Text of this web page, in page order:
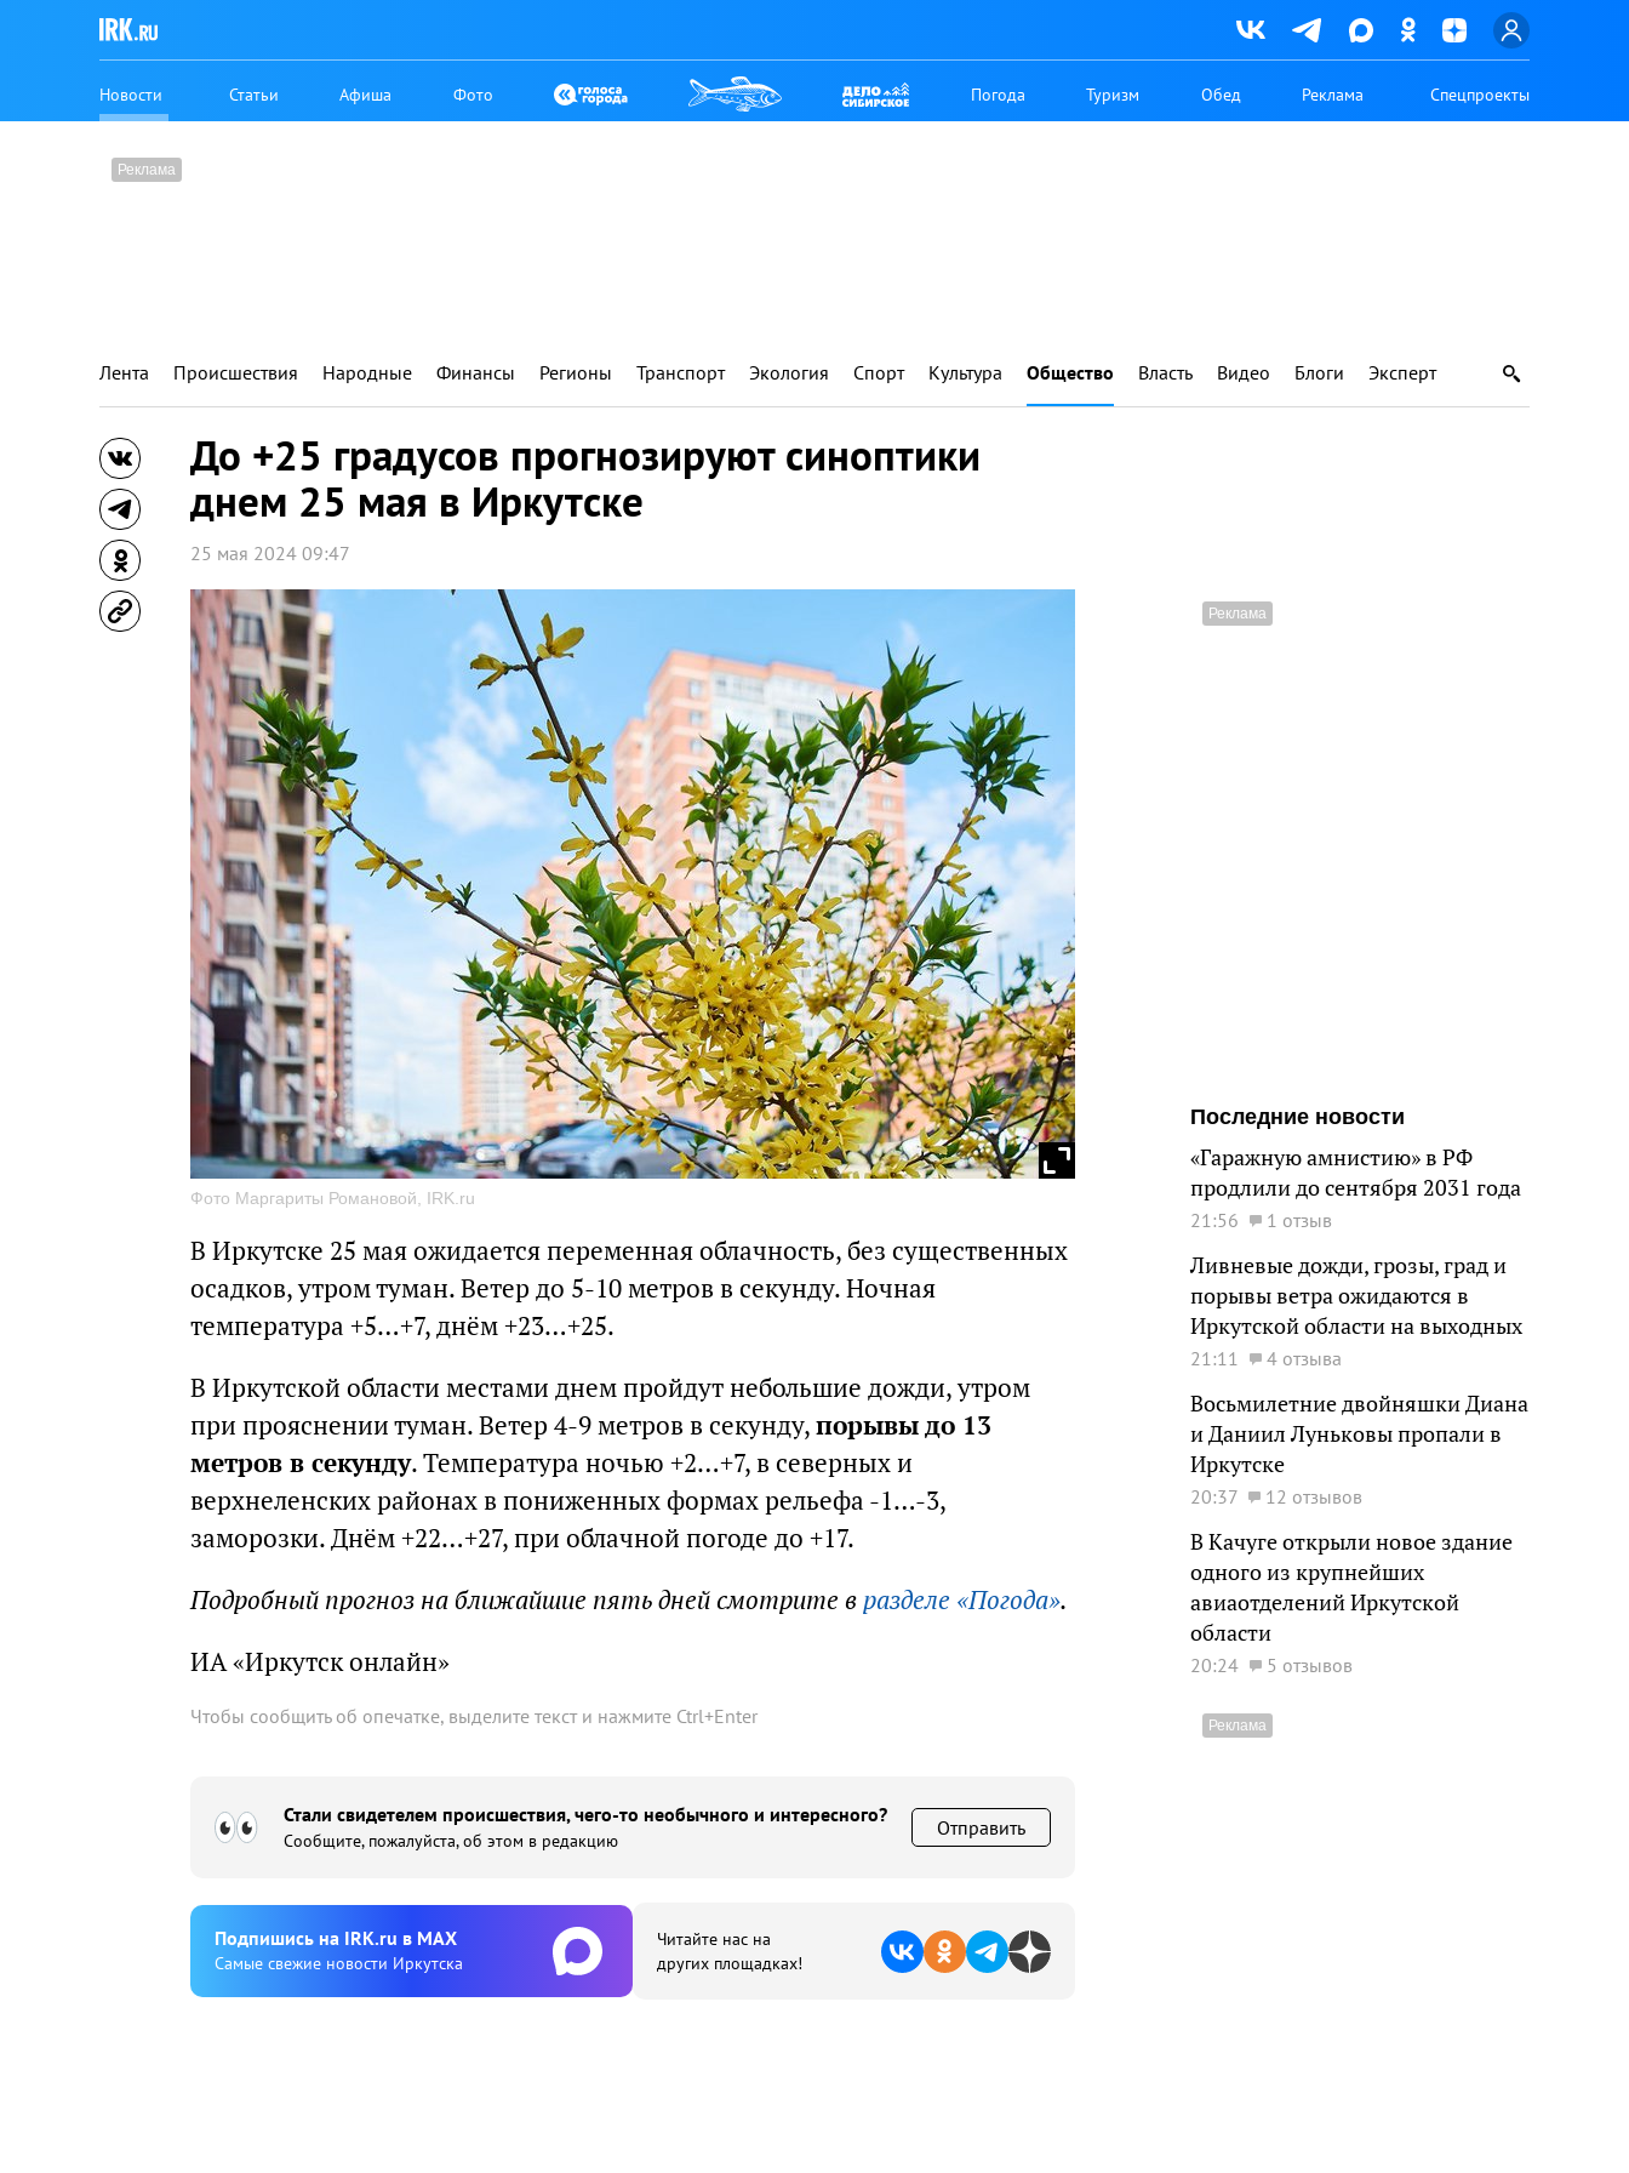
Новости Статьи Афиша Фото Погода Туризм Обед Реклама Спецпроекты
Лента Происшествия Народные Финансы Регионы Транспорт Экология Спорт Культура Общество Власть Видео Блоги Эксперт
До +25 градусов прогнозируют синоптики
днем 25 мая в Иркутске
25 мая 2024 09:47
Фото Маргариты Романовой, IRK.ru
В Иркутске 25 мая ожидается переменная облачность, без существенных
осадков, утром туман. Ветер до 5-10 метров в секунду. Ночная
температура +5…+7, днём +23…+25.
В Иркутской области местами днем пройдут небольшие дожди, утром
при прояснении туман. Ветер 4-9 метров в секунду,порывы до 13
метров в секунду. Температура ночью +2…+7, в северных и
верхнеленских районах в пониженных формах рельефа -1…-3,
заморозки. Днём +22…+27, при облачной погоде до +17.
Подробный прогноз на ближайшие пять дней смотрите в разделе «Погода».
ИА «Иркутск онлайн»
Чтобы сообщить об опечатке, выделите текст и нажмите Ctrl+Enter
Стали свидетелем происшествия, чего-то необычного и интересного?
Сообщите, пожалуйста, об этом в редакцию
Отправить
Подпишиcь на IRK.ru в MAX
Cамые свежие новости Иркутска
Читайте нас на
других площадках!
Последние новости
«Гаражную амнистию» в РФ
продлили до сентября 2031 года
21:56 1 отзыв
Ливневые дожди, грозы, град и
порывы ветра ожидаются в
Иркутской области на выходных
21:11 4 отзыва
Восьмилетние двойняшки Диана
и Даниил Луньковы пропали в
Иркутске
20:37 12 отзывов
В Качуге открыли новое здание
одного из крупнейших
авиаотделений Иркутской
области
20:24 5 отзывов